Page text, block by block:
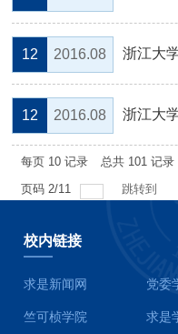
12 2016.08
12 2016.08
每页 10 记录 总共 101 记录
页码2/11 跳转到
校内链接
求是新闻网 党委
竺可桢学院 求是